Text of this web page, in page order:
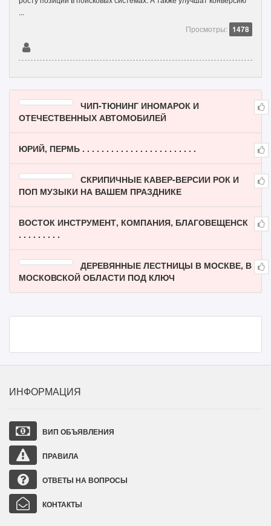
...
Просмотры: 1478
ЧИП-ТЮНИНГ ИНОМАРОК И
ОТЕЧЕСТВЕННЫХ АВТОМОБИЛЕЙ
ЮРИЙ, ПЕРМЬ . . . . . . . . . . . . . . . . . . . . . . . .
СКРИПИЧНЫЕ КАВЕР-ВЕРСИИ РОК И
ПОП МУЗЫКИ НА ВАШЕМ ПРАЗДНИКЕ
ВОСТОК ИНСТРУМЕНТ, КОМПАНИЯ, БЛАГОВЕЩЕНСК
. . . . . . . . .
ДЕРЕВЯННЫЕ ЛЕСТНИЦЫ В МОСКВЕ, В
МОСКОВСКОЙ ОБЛАСТИ ПОД КЛЮЧ
ИНФОРМАЦИЯ
ВИП ОБЪЯВЛЕНИЯ
ПРАВИЛА
ОТВЕТЫ НА ВОПРОСЫ
КОНТАКТЫ